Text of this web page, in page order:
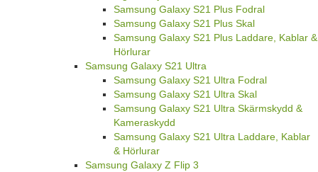
Samsung Galaxy S21 Plus Fodral
Samsung Galaxy S21 Plus Skal
Samsung Galaxy S21 Plus Laddare, Kablar &
Hörlurar
Samsung Galaxy S21 Ultra
Samsung Galaxy S21 Ultra Fodral
Samsung Galaxy S21 Ultra Skal
Samsung Galaxy S21 Ultra Skärmskydd &
Kameraskydd
Samsung Galaxy S21 Ultra Laddare, Kablar
& Hörlurar
Samsung Galaxy Z Flip 3